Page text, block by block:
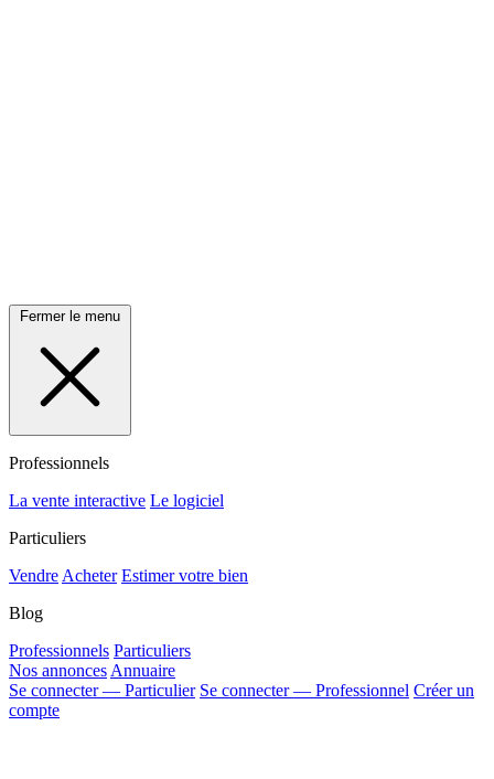
Fermer le menu
Professionnels
La vente interactive Le logiciel
Particuliers
Vendre Acheter Estimer votre bien
Blog
Professionnels Particuliers
Nos annonces Annuaire
Se connecter — Particulier Se connecter — Professionnel Créer un
compte